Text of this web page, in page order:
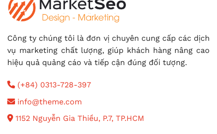
Công ty chúng tôi là đơn vị chuyên cung cấp các dịch
vụ marketing chất lượng, giúp khách hàng nâng cao
hiệu quả quảng cáo và tiếp cận đúng đối tượng.
(+84) 0313-728-397
info@theme.com
1152 Nguyễn Gia Thiều, P.7, TP.HCM